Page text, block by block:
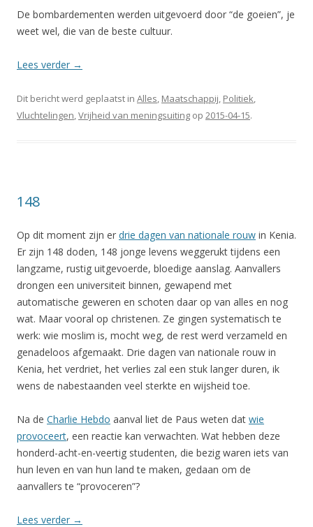
De bombardementen werden uitgevoerd door “de goeien”, je
weet wel, die van de beste cultuur.
Lees verder →
Dit bericht werd geplaatst in Alles, Maatschappij, Politiek,
Vluchtelingen,Vrijheid van meningsuiting op 2015-04-15.
148
Op dit moment zijn er drie dagen van nationale rouw in Kenia.
Er zijn 148 doden, 148 jonge levens weggerukt tijdens een
langzame, rustig uitgevoerde, bloedige aanslag. Aanvallers
drongen een universiteit binnen, gewapend met
automatische geweren en schoten daar op van alles en nog
wat. Maar vooral op christenen. Ze gingen systematisch te
werk: wie moslim is, mocht weg, de rest werd verzameld en
genadeloos afgemaakt. Drie dagen van nationale rouw in
Kenia, het verdriet, het verlies zal een stuk langer duren, ik
wens de nabestaanden veel sterkte en wijsheid toe.
Na de Charlie Hebdo aanval liet de Paus weten dat wie
provoceert, een reactie kan verwachten. Wat hebben deze
honderd-acht-en-veertig studenten, die bezig waren iets van
hun leven en van hun land te maken, gedaan om de
aanvallers te “provoceren”?
Lees verder →